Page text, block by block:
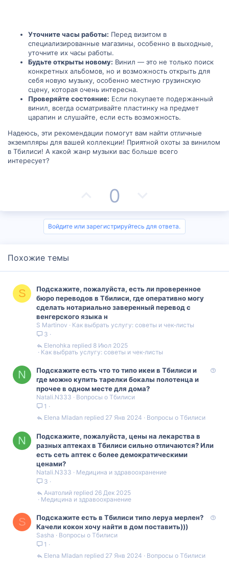
Уточните часы работы: Перед визитом в
специализированные магазины, особенно в выходные,
уточните их часы работы.
Будьте открыты новому: Винил — это не только поиск
конкретных альбомов, но и возможность открыть для
себя новую музыку, особенно местную грузинскую
сцену, которая очень интересна.
Проверяйте состояние: Если покупаете подержанный
винил, всегда осматривайте пластинку на предмет
царапин и слушайте, если есть возможность.
Надеюсь, эти рекомендации помогут вам найти отличные
экземпляры для вашей коллекции! Приятной охоты за винилом
в Тбилиси! А какой жанр музыки вас больше всего
интересует?
о
з
т
и
в
н
ы
й
г
о
л
о
с
0
е
г
т
и
в
н
й
г
л
о
с
Войдите или зарегистрируйтесь для ответа.
Похожие темы
S
Подскажите, пожалуйста, есть ли проверенное
бюро переводов в Тбилиси, где оперативно могу
сделать нотариально заверенный перевод с
венгерского языка н
S Martinov
Как выбрать услугу: советы и чек‑листы
3
Как выбрать услугу: советы и чек‑листы
8 Июл 2025
Elenohka
N
Подскажите есть что то типо икеи в Тбилиси и
где можно купить тарелки бокалы полотенца и
прочее в одном месте для дома?
Natali.N333
Вопросы о Тбилиси
1
Вопросы о Тбилиси
27 Янв 2024
Elena Mladan
N
Подскажите, пожалуйста, цены на лекарства в
разных аптеках в Тбилиси сильно отличаются? Или
есть сеть аптек с более демократическими
ценами?
Natali.N333
Медицина и здравоохранение
3
Медицина и здравоохранение
26 Дек 2025
Анатолий
S
Подскажите есть в Тбилиси типо леруа мерлен?
Качели кокон хочу найти в дом поставить)))
Sasha
Вопросы о Тбилиси
1
Вопросы о Тбилиси
27 Янв 2024
Elena Mladan